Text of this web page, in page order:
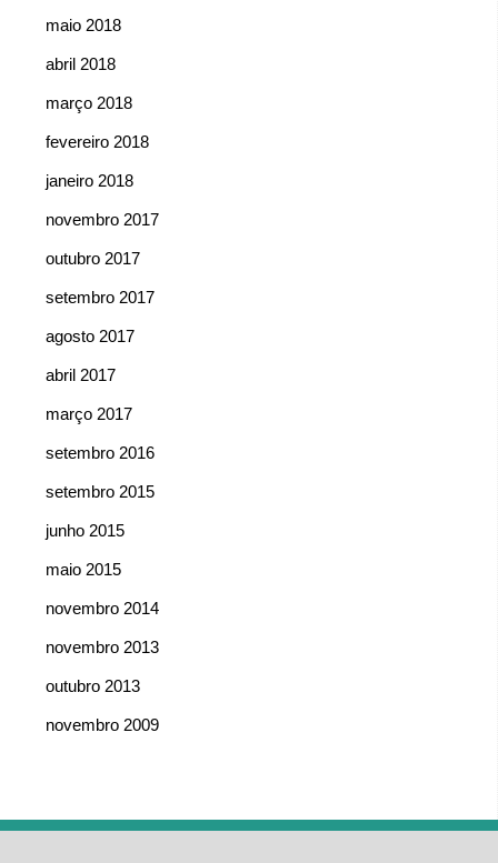
maio 2018
abril 2018
março 2018
fevereiro 2018
janeiro 2018
novembro 2017
outubro 2017
setembro 2017
agosto 2017
abril 2017
março 2017
setembro 2016
setembro 2015
junho 2015
maio 2015
novembro 2014
novembro 2013
outubro 2013
novembro 2009